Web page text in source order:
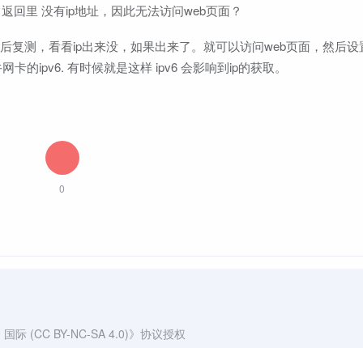
回里 没有ip地址，因此无法访问web页面？
复测，看看ip出来没，如果出来了。就可以访问web页面，然后设
的ipv6. 有时候就是这样 ipv6 会影响到ip的获取。
0
际 (CC BY-NC-SA 4.0)》协议授权